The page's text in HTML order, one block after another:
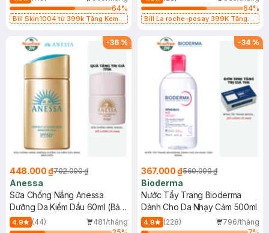
64%
Bill Skin1004 từ 399k Tặng Kem
SPF 50+ 20ml (SL Có Hạn)
64%
Bill La roche-posay 399K Tặng
(SL có hạn)
-36 %
448.000 ₫702.000 ₫
Anessa
Sữa Chống Nắng Anessa
Dưỡng Da Kiềm Dầu 60ml (Bản
Mới)
4.9 (44)
481/tháng
-34 %
367.000 ₫560.000 ₫
Bioderma
Nước Tẩy Trang Bioderma
Dành Cho Da Nhạy Cảm 500ml
4.9 (228)
796/tháng